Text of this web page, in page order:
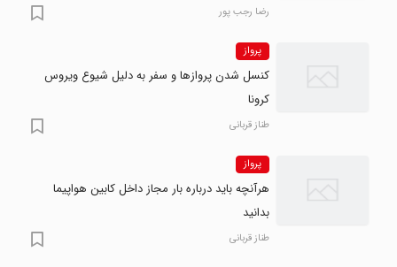
رضا‍ رجب پور
پرواز
کنسل شدن پروازها و سفر به دلیل شیوع ویروس
کرونا
طناز قربانی
پرواز
هرآنچه باید درباره بار مجاز داخل کابین هواپیما
بدانید
طناز قربانی